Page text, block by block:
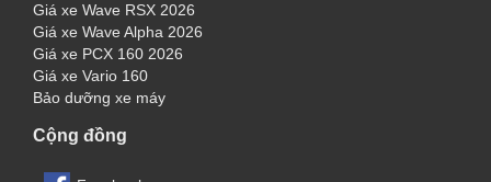
Giá xe Wave RSX 2026
Giá xe Wave Alpha 2026
Giá xe PCX 160 2026
Giá xe Vario 160
Bảo dưỡng xe máy
Cộng đồng